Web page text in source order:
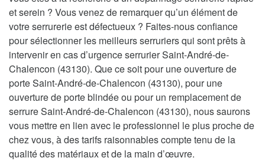
et serein ? Vous venez de remarquer qu’un élément de
votre serrurerie est défectueux ? Faites-nous confiance
pour sélectionner les meilleurs serruriers qui sont prêts à
intervenir en cas d’urgence serrurier Saint-André-de-
Chalencon (43130). Que ce soit pour une ouverture de
porte Saint-André-de-Chalencon (43130), pour une
ouverture de porte blindée ou pour un remplacement de
serrure Saint-André-de-Chalencon (43130), nous saurons
vous mettre en lien avec le professionnel le plus proche de
chez vous, à des tarifs raisonnables compte tenu de la
qualité des matériaux et de la main d’œuvre.